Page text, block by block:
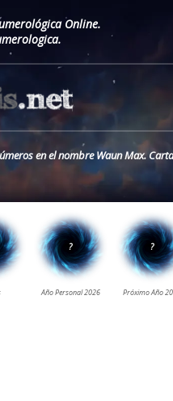
Online.
en el nombre Waun Max. Carta